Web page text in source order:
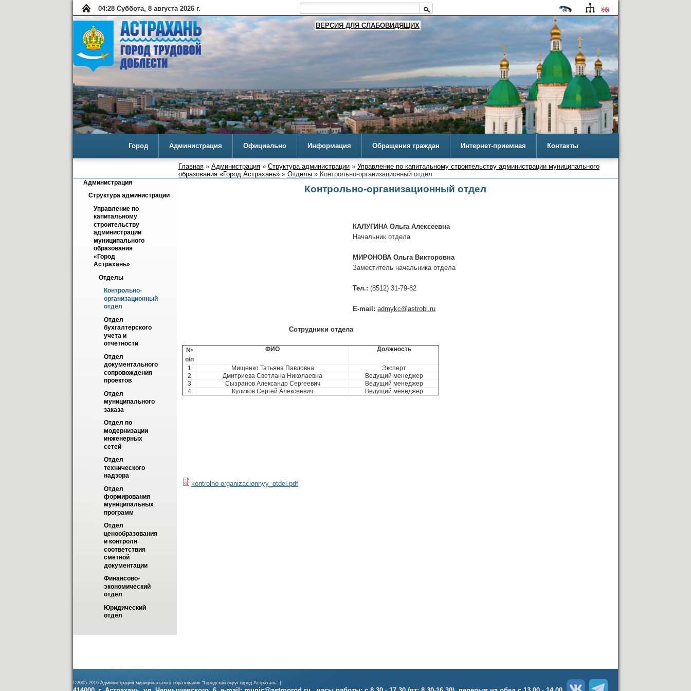
04:29 Суббота, 8 августа 2026 г.
ВЕРСИЯ ДЛЯ СЛАБОВИДЯЩИХ
Город Администрация Официально Информация Обращения граждан Интернет-приемная Контакты
Главная » Администрация » Структура администрации » Управление по капитальному строительству администрации муниципального
образования «Город Астрахань» » Отделы » Контрольно-организационный отдел
Администрация
Структура администрации
Управление по
капитальному
строительству
администрации
муниципального
образования
«Город
Астрахань»
Отделы
Контрольно-
организационный
отдел
Отдел
бухгалтерского
учета и
отчетности
Отдел
документального
сопровождения
проектов
Отдел
муниципального
заказа
Отдел по
модернизации
инженерных
сетей
Отдел
технического
надзора
Отдел
формирования
муниципальных
программ
Отдел
ценообразования
и контроля
соответствия
сметной
документации
Финансово-
экономический
отдел
Юридический
отдел
Контрольно-организационный отдел
КАЛУГИНА Ольга Алексеевна
Начальник отдела
МИРОНОВА Ольга Викторовна
Заместитель начальника отдела
Тел.: (8512) 31-79-82
E-mail: admykc@astrobl.ru
Сотрудники отдела
№
п/п
ФИО Должность
1 Мищенко Татьяна Павловна
Эксперт
2
Дмитриева Светлана Николаевна
Ведущий менеджер
3
Сызранов Александр Сергеевич
Ведущий менеджер
4
Куликов Сергей Алексеевич Ведущий менеджер
kontrolno-organizacionnyy_otdel.pdf
©2005-2016 Администрация муниципального образования "Городской округ город Астрахань" |